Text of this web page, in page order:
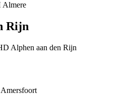
Almere
Rijn
Alphen aan den Rijn